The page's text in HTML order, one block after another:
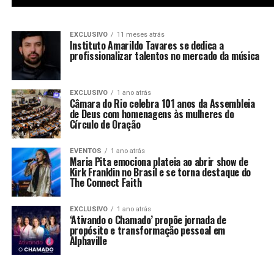
EXCLUSIVO 11 meses atrás
Instituto Amarildo Tavares se dedica a
profissionalizar talentos no mercado da música
EXCLUSIVO 1 ano atrás
Câmara do Rio celebra 101 anos da Assembleia
de Deus com homenagens às mulheres do
Círculo de Oração
EVENTOS 1 ano atrás
Maria Pita emociona plateia ao abrir show de
Kirk Franklin no Brasil e se torna destaque do
The Connect Faith
EXCLUSIVO 1 ano atrás
‘Ativando o Chamado’ propõe jornada de
propósito e transformação pessoal em
Alphaville